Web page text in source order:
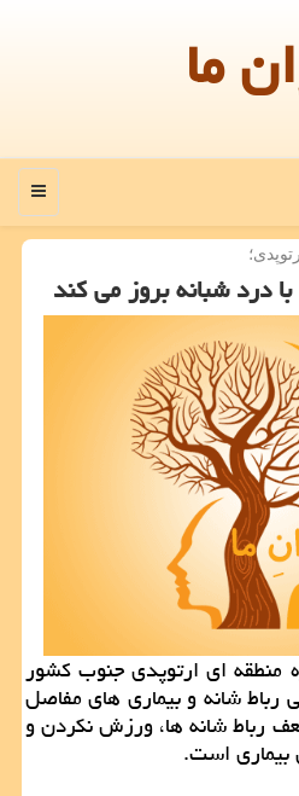
ما
منو
درد شبانه بروز می كند
منطقه ای ارتوپدی جنوب كشور
رباط شانه و بیماری های مفاصل
رباط شانه ها، ورزش نكردن و
بیماری است.